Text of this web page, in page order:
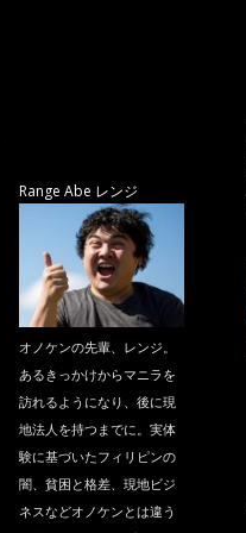
Range Abe レンジ
オノケンの先輩、レンジ。
あるきっかけからマニラを
訪れるようになり、後に現
地法人を持つまでに。実体
験に基づいたフィリピンの
闇、貧困と格差、現地ビジ
ネスなどオノケンとは違う